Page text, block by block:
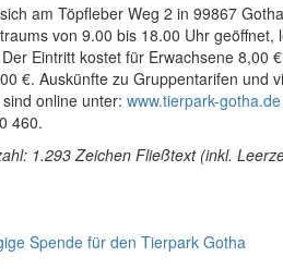
am Töpfleber Weg 2 in 99867
von 9.00 bis 18.00 Uhr geöffnet,
Eintritt kostet für Erwachsene 8,00
€. Auskünfte zu Gruppentarifen und
online unter: www.tierpark-gotha.de
460.
1.293 Zeichen Fließtext (inkl.
Spende für den Tierpark Gotha